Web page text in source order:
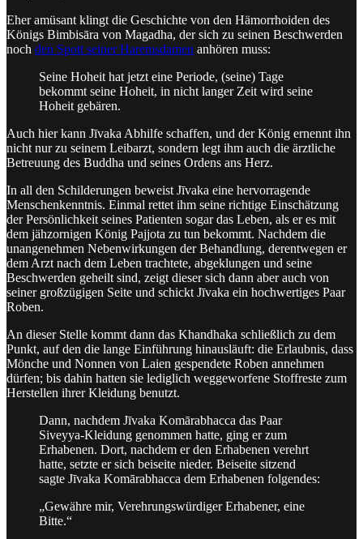
Eher amüsant klingt die Geschichte von den Hämorrhoiden des
Königs Bimbisāra von Magadha, der sich zu seinen Beschwerden
noch den Spott seiner Haremsdamen anhören muss:
Seine Hoheit hat jetzt eine Periode, (seine) Tage
bekommt seine Hoheit, in nicht langer Zeit wird seine
Hoheit gebären.
Auch hier kann Jīvaka Abhilfe schaffen, und der König ernennt ihn
nicht nur zu seinem Leibarzt, sondern legt ihm auch die ärztliche
Betreuung des Buddha und seines Ordens ans Herz.
In all den Schilderungen beweist Jīvaka eine hervorragende
Menschenkenntnis. Einmal rettet ihm seine richtige Einschätzung
der Persönlichkeit seines Patienten sogar das Leben, als er es mit
dem jähzornigen König Pajjota zu tun bekommt. Nachdem die
unangenehmen Nebenwirkungen der Behandlung, derentwegen er
dem Arzt nach dem Leben trachtete, abgeklungen und seine
Beschwerden geheilt sind, zeigt dieser sich dann aber auch von
seiner großzügigen Seite und schickt Jīvaka ein hochwertiges Paar
Roben.
An dieser Stelle kommt dann das Khandhaka schließlich zu dem
Punkt, auf den die lange Einführung hinausläuft: die Erlaubnis, dass
Mönche und Nonnen von Laien gespendete Roben annehmen
dürfen; bis dahin hatten sie lediglich weggeworfene Stoffreste zum
Herstellen ihrer Kleidung benutzt.
Dann, nachdem Jīvaka Komārabhacca das Paar
Siveyya-Kleidung genommen hatte, ging er zum
Erhabenen. Dort, nachdem er den Erhabenen verehrt
hatte, setzte er sich beiseite nieder. Beiseite sitzend
sagte Jīvaka Komārabhacca dem Erhabenen folgendes:
„Gewähre mir, Verehrungswürdiger Erhabener, eine
Bitte.“